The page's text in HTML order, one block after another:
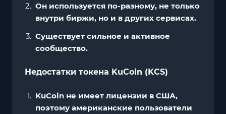
Он используется по-разному, не только
внутри биржи, но и в других сервисах.
Существует сильное и активное
сообщество.
Недостатки токена KuCoin (KCS)
KuCoin не имеет лицензии в США,
поэтому американские пользователи